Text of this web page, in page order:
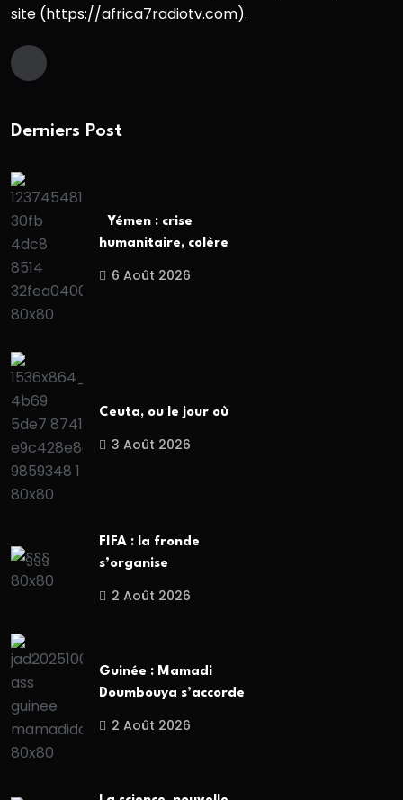
site (https://africa7radiotv.com).
Derniers Post
Yémen : crise
humanitaire, colère
6 Août 2026
Ceuta, ou le jour où
3 Août 2026
FIFA : la fronde
s’organise
2 Août 2026
Guinée : Mamadi
Doumbouya s’accorde
2 Août 2026